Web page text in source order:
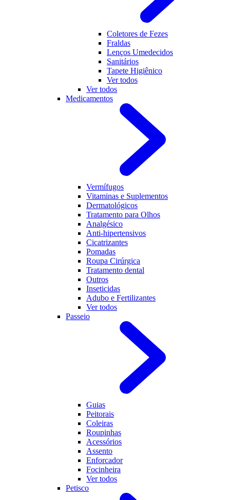
Coletores de Fezes
Fraldas
Lenços Umedecidos
Sanitários
Tapete Higiênico
Ver todos
Ver todos
Medicamentos
Vermífugos
Vitaminas e Suplementos
Dermatológicos
Tratamento para Olhos
Analgésico
Anti-hipertensivos
Cicatrizantes
Pomadas
Roupa Cirúrgica
Tratamento dental
Outros
Inseticidas
Adubo e Fertilizantes
Ver todos
Passeio
Guias
Peitorais
Coleiras
Roupinhas
Acessórios
Assento
Enforcador
Focinheira
Ver todos
Petisco